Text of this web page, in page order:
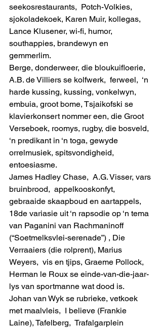
seekosrestaurants,  Potch-Volkies,
sjokoladekoek, Karen Muir, kollegas,
Lance Klusener, wi-fi, humor,
southappies, brandewyn en
gemmerlim.
Berge, donderweer, die bloukuifloerie,
A.B. de Villiers se kolfwerk,  ferweel,  ‘n
harde kussing, kussing, vonkelwyn,
embuia, groot bome, Tsjaikofski se
klavierkonsert nommer een, die Groot
Verseboek, roomys, rugby, die bosveld,
‘n predikant in ‘n toga, gewyde
orrelmusiek, spitsvondigheid,
entoesiasme.
James Hadley Chase,  A.G. Visser, vars
bruinbrood,  appelkooskonfyt,
gebraaide skaapboud en aartappels,
18de variasie uit ‘n rapsodie op ‘n tema
van Paganini van Rachmaninoff
(“Soetmelksvlei-serenade”) , Die
Verraaiers (die rolprent), Marius
Weyers,  vis en tjips, Graeme Pollock,
Herman le Roux se einde-van-die-jaar-
lys van sportmanne wat dood is.
Johan van Wyk se rubrieke, vetkoek
met maalvleis,  I believe (Frankie
Laine), Tafelberg,  Trafalgarplein